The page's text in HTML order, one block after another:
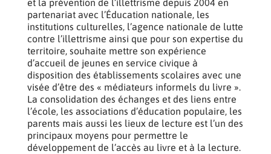
et la prévention de l’illettrisme depuis 2004 en
partenariat avec l’Éducation nationale, les
institutions culturelles, l’agence nationale de lutte
contre l’illettrisme ainsi que pour son expertise du
territoire, souhaite mettre son expérience
d’accueil de jeunes en service civique à
disposition des établissements scolaires avec une
visée d’être des « médiateurs informels du livre ».
La consolidation des échanges et des liens entre
l’école, les associations d’éducation populaire, les
parents mais aussi les lieux de lecture est l’un des
principaux moyens pour permettre le
développement de l’accès au livre et à la lecture.